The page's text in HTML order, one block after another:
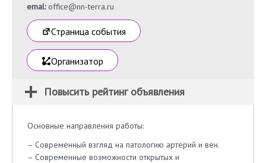
emal: office@nn-terra.ru
Страница события
Организатор
Повысить рейтинг объявления
Основные направления работы:
– Современный взгляд на патологию артерий и вен.
– Современные возможности открытых и